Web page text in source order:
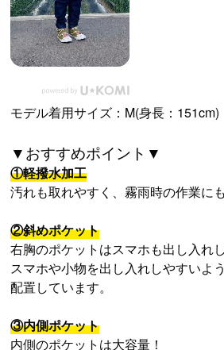
モデル着用サイズ：M(身長：151cm)
▼おすすめポイント▼
①軽撥水加工
汚れも取れやすく、霧雨時の作業に
②斜めポケット
右胸のポケットはスマホも出し入れ
スマホや小物を出し入れしやすいよ
配置しています。
③内側ポケット
内側のポケットは大容量！